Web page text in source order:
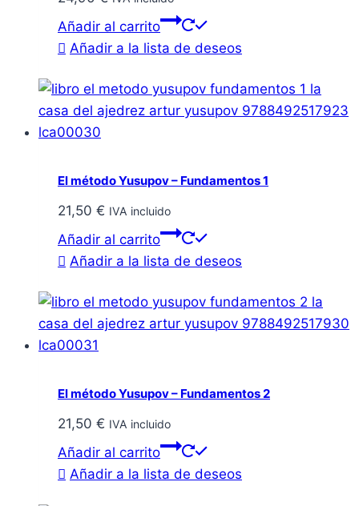
Añadir al carrito
Añadir a la lista de deseos
El método Yusupov – Fundamentos 1
21,50 € IVA incluido
Añadir al carrito
Añadir a la lista de deseos
El método Yusupov – Fundamentos 2
21,50 € IVA incluido
Añadir al carrito
Añadir a la lista de deseos